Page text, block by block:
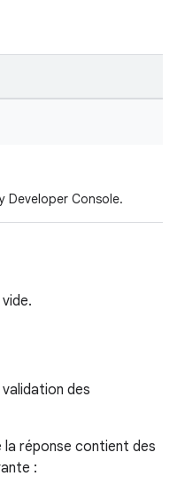
Developer Console.
des
réponse contient des
: